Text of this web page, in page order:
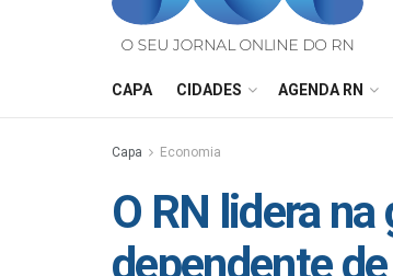
CAPA CIDADES AGENDA RN
Capa Economia
O RN lidera
dependente